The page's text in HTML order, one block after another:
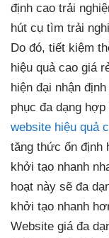
định cao trải
hút cụ tìm trải
Do đó, tiết kiệm
hiệu quả cao giá
hiện đại nhận định
phục đa dạng hợp
website hiệu quả
tăng thức ổn định
khởi tạo nhanh
hoạt này sẽ đa
khởi tạo nhanh
Website giá đa